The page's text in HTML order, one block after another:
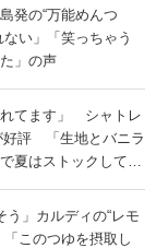
発の“万能めんつ
い」「笑っちゃう
」の声
れてます」 シャトレ
好評 「生地とバニラ
夏はストックして
う」カルディの“レモ
このつゆを摂取し